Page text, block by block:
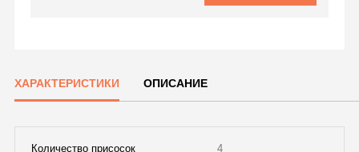
ХАРАКТЕРИСТИКИ ОПИСАНИЕ
Количество присосок 4